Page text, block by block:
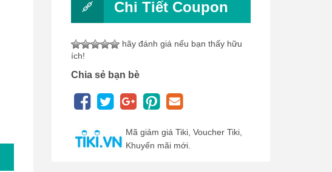
Chi Tiết Coupon
hãy đánh giá nếu bạn thấy hữu
ích!
Chia sẻ bạn bè
Mã giảm giá Tiki, Voucher Tiki,
Khuyến mãi mới.